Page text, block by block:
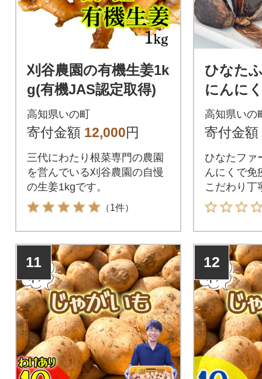
刈谷農園の有機生姜1k
g(有機JAS認定取得)
高知県いの町
寄付金額 12,000円
三代にわたり根菜専門の農園
を営んでいる刈谷農園の自慢
の生姜1kgです。
（1件）
ひなた
にんに
高知県いの
寄付金額
ひなたファ
んにくで免
こだわり丁
知県いの町
を届ける
11 12